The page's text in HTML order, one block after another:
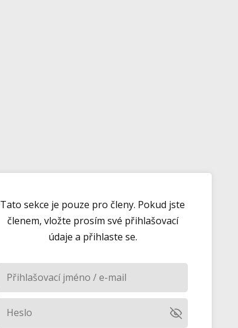
Tato sekce je pouze pro členy. Pokud jste
členem, vložte prosím své přihlašovací
údaje a přihlaste se.